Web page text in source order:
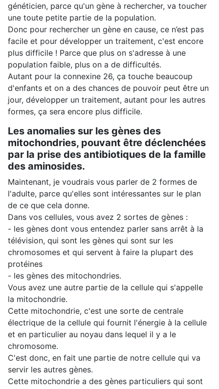
généticien, parce qu'un gène à rechercher, va toucher
une toute petite partie de la population.
Donc pour rechercher un gène en cause, ce n’est pas
facile et pour développer un traitement, c'est encore
plus difficile ! Parce que plus on s'adresse à une
population faible, plus on a de difficultés.
Autant pour la connexine 26, ça touche beaucoup
d'enfants et on a des chances de pouvoir peut être un
jour, développer un traitement, autant pour les autres
formes, ça sera encore plus difficile.
Les anomalies sur les gènes des
mitochondries, pouvant être déclenchées
par la prise des antibiotiques de la famille
des aminosides.
Maintenant, je voudrais vous parler de 2 formes de
l'adulte, parce qu'elles sont intéressantes sur le plan
de ce que cela donne.
Dans vos cellules, vous avez 2 sortes de gènes :
- les gènes dont vous entendez parler sans arrêt à la
télévision, qui sont les gènes qui sont sur les
chromosomes et qui servent à faire la plupart des
protéines
- les gènes des mitochondries.
Vous avez une autre partie de la cellule qui s'appelle
la mitochondrie.
Cette mitochondrie, c'est une sorte de centrale
électrique de la cellule qui fournit l'énergie à la cellule
et en particulier au noyau dans lequel il y a le
chromosome.
C'est donc, en fait une partie de notre cellule qui va
servir les autres gènes.
Cette mitochondrie a des gènes particuliers qui sont